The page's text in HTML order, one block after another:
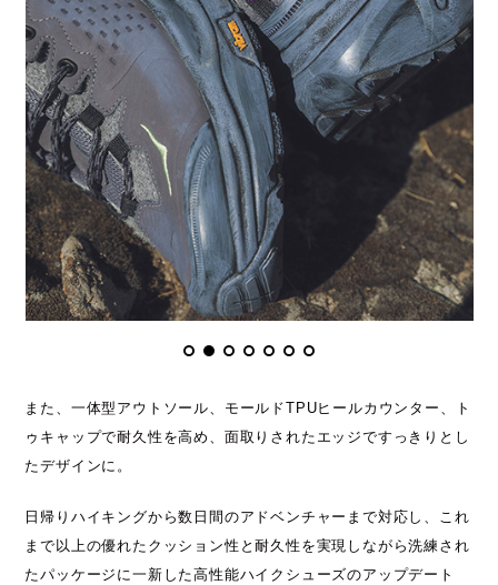
また、一体型アウトソール、モールドTPUヒールカウンター、ト
ゥキャップで耐久性を高め、面取りされたエッジですっきりとし
たデザインに。
日帰りハイキングから数日間のアドベンチャーまで対応し、これ
まで以上の優れたクッション性と耐久性を実現しながら洗練され
たパッケージに一新した高性能ハイクシューズのアップデート